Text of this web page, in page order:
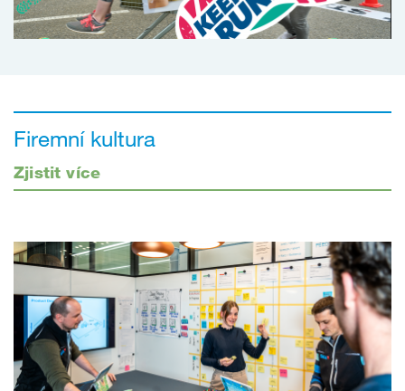
Firemní kultura
Zjistit více